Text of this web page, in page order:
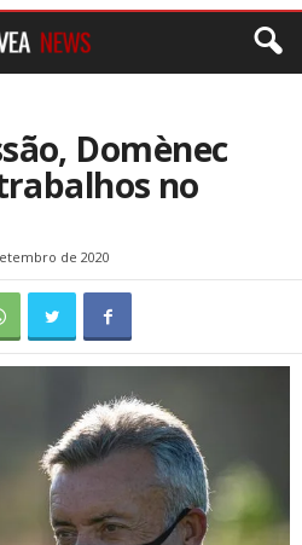
Domènec
no
de 2020